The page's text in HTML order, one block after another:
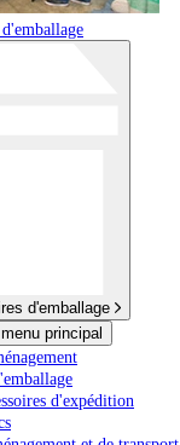
d'emballage
principal
d'expédition